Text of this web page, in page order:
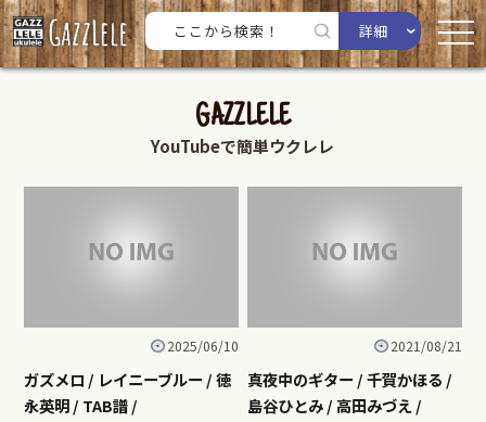
詳細
GAZZLELE
YouTubeで簡単ウクレレ
2025/06/10
ガズメロ / レイニーブルー / 徳
永英明 / TAB譜 /
2021/08/21
真夜中のギター / 千賀かほる /
島谷ひとみ / 高田みづえ /